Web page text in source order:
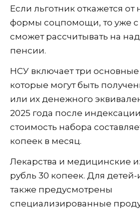
Если льготник откажется от
формы соцпомощи, то уже с
сможет рассчитывать на
пенсии.
НСУ включает три
которые могут быть
или их денежного
2025 года после
стоимость набора
копеек в месяц.
Лекарства и медицинские
рубль 30 копеек. Для
также предусмотрены
специализированные